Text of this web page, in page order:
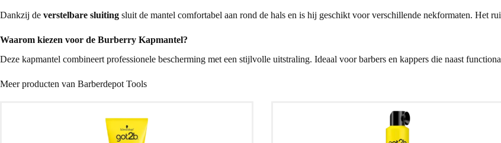
Dankzij de verstelbare sluiting sluit de mantel comfortabel aan rond de hals en is hij geschikt voor verschillende nekformaten. Het
Waarom kiezen voor de Burberry Kapmantel?
Deze kapmantel combineert professionele bescherming met een stijlvolle uitstraling. Ideaal voor barbers en kappers die naast
Meer producten van Barberdepot Tools